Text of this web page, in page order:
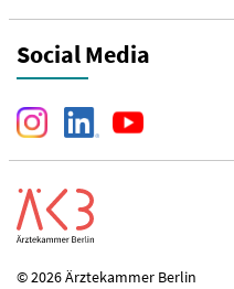
Social Media
© 2026 Ärztekammer Berlin